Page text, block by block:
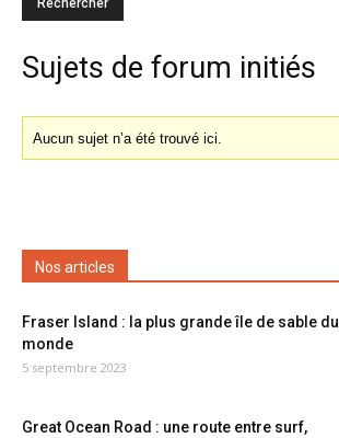
Sujets de forum initiés
Aucun sujet n’a été trouvé ici.
Nos articles
Fraser Island : la plus grande île de sable du
monde
5 septembre 2023
Great Ocean Road : une route entre surf,